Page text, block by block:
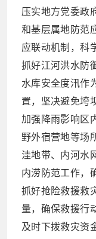
压实地方党委政
和基层属地防范
应联动机制，科
抓好江河洪水防
水库安全度汛作
置，坚决避免垮
加强降雨影响区
野外宿营地等场
洼地带、内河水
内涝防范工作，
抓好抢险救援救
量，确保救援行
及时下拨救灾资